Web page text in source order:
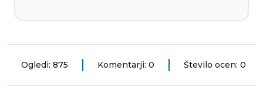
Ogledi: 875 Komentarji: 0 Število ocen: 0